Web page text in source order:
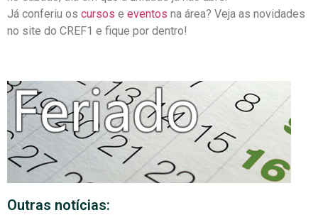
Já conferiu os cursos e eventos na área? Veja as novidades
no site do CREF1 e fique por dentro!
Outras notícias: